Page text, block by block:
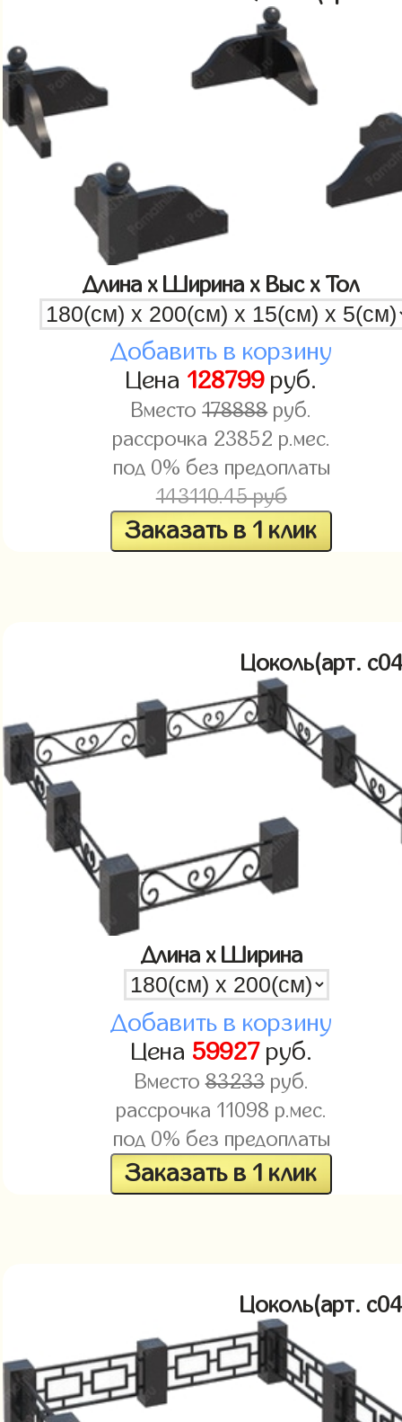
Длина x Ширина x Выс x Тол
Добавить в корзину
Цена 128799руб.
Вместо178888руб.
рассрочка 23852 р.мес.
под 0% без предоплаты
143110.45 руб
Заказать в 1 клик
Цоколь(арт.
Длина x Ширина
Добавить в корзину
Цена 59927руб.
Вместо83233руб.
рассрочка 11098 р.мес.
под 0% без предоплаты
Заказать в 1 клик
Цоколь(арт.